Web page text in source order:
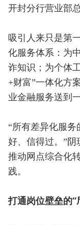
开封分行营业部
吸引人来只是第
化服务体系：为
诈知识；为个体
+财富”一体化方
业金融服务送到一
“所有差异化服
好、信得过。”
推动网点综合化
践。
打通岗位壁垒的“